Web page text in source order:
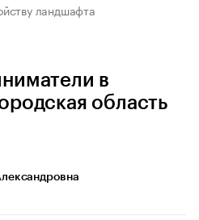
ландшафта
в
область